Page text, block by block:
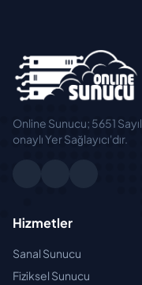
Online Sunucu; 5651
onaylı Yer Sağlayıcı'dır.
Hizmetler
Sanal Sunucu
Fiziksel Sunucu